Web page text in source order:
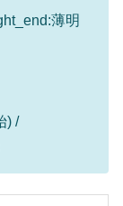
薄明
) /